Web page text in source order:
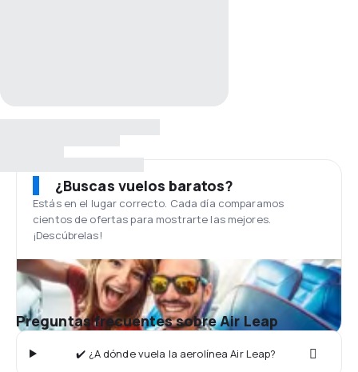
¿Buscas vuelos baratos?
Estás en el lugar correcto. Cada día comparamos
cientos de ofertas para mostrarte las mejores.
¡Descúbrelas!
Preguntas frecuentes sobre Air Leap
✔️ ¿A dónde vuela la aerolínea Air Leap?